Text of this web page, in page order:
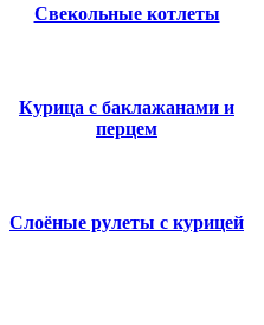
Свекольные котлеты
Курица с баклажанами и
перцем
Слоёные рулеты с курицей